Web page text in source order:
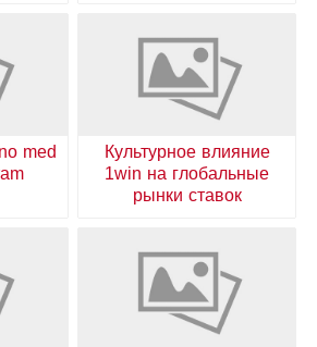
Культурное влияние
1win на глобальные
рынки ставок
med